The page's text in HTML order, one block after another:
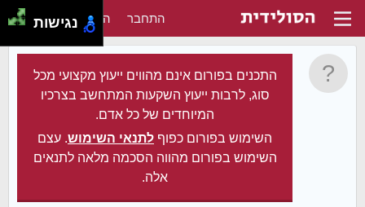
התחבר הירשם
התכנים בפורום אינם מהווים ייעוץ מקצועי מכל
סוג, לרבות ייעוץ השקעות המתחשב בצרכיו
המיוחדים של כל אדם.
השימוש בפורום כפוף לתנאי השימוש. עצם
השימוש בפורום מהווה הסכמה מלאה לתנאים
אלה.
נגישות